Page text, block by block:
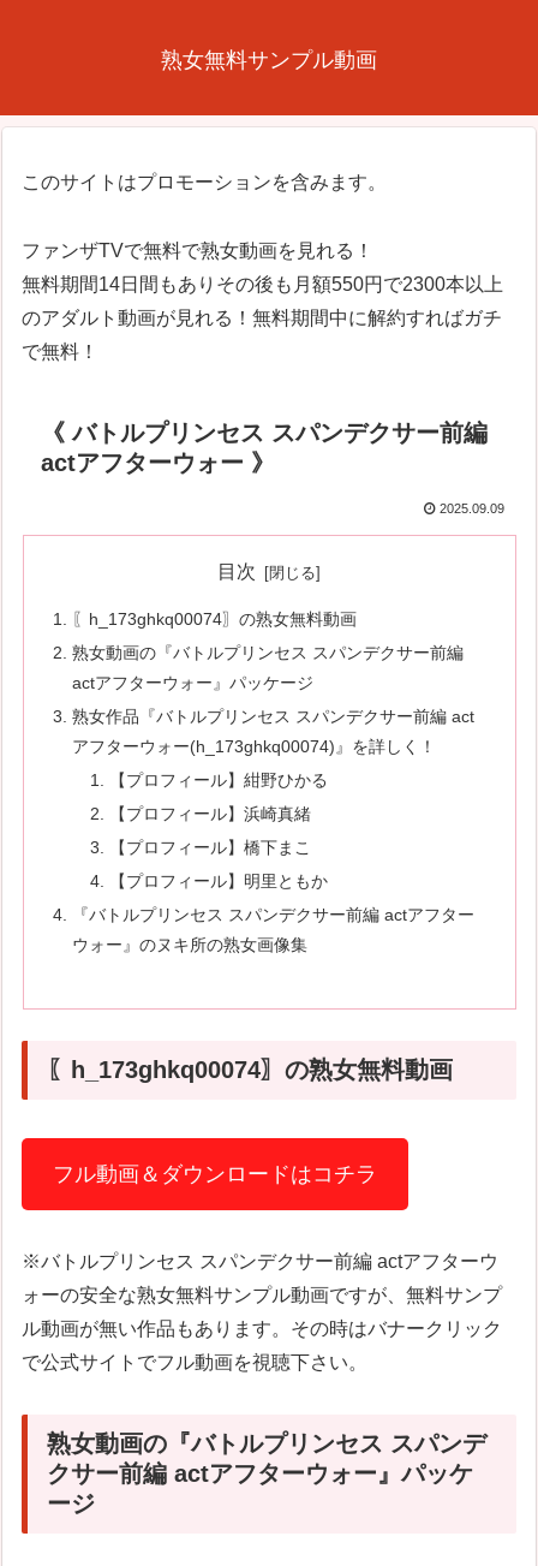
熟女無料サンプル動画
このサイトはプロモーションを含みます。
ファンザTVで無料で熟女動画を見れる！
無料期間14日間もありその後も月額550円で2300本以上
のアダルト動画が見れる！無料期間中に解約すればガチ
で無料！
《 バトルプリンセス スパンデクサー前編
actアフターウォー 》
2025.09.09
目次
〖h_173ghkq00074〗の熟女無料動画
熟女動画の『バトルプリンセス スパンデクサー前編
actアフターウォー』パッケージ
熟女作品『バトルプリンセス スパンデクサー前編 act
アフターウォー(h_173ghkq00074)』を詳しく！
【プロフィール】紺野ひかる
【プロフィール】浜崎真緒
【プロフィール】橋下まこ
【プロフィール】明里ともか
『バトルプリンセス スパンデクサー前編 actアフター
ウォー』のヌキ所の熟女画像集
〖h_173ghkq00074〗の熟女無料動画
フル動画＆ダウンロードはコチラ
※バトルプリンセス スパンデクサー前編 actアフターウ
ォーの安全な熟女無料サンプル動画ですが、無料サンプ
ル動画が無い作品もあります。その時はバナークリック
で公式サイトでフル動画を視聴下さい。
熟女動画の『バトルプリンセス スパンデ
クサー前編 actアフターウォー』パッケ
ージ